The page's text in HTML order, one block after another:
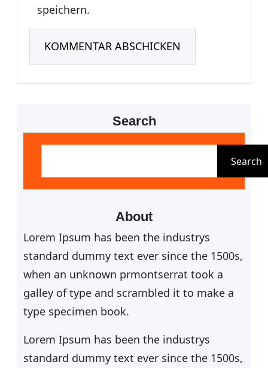
speichern.
Search
n
Search
About
Lorem Ipsum has been the industrys
standard dummy text ever since the 1500s,
when an unknown prmontserrat took a
galley of type and scrambled it to make a
type specimen book.
Lorem Ipsum has been the industrys
standard dummy text ever since the 1500s,